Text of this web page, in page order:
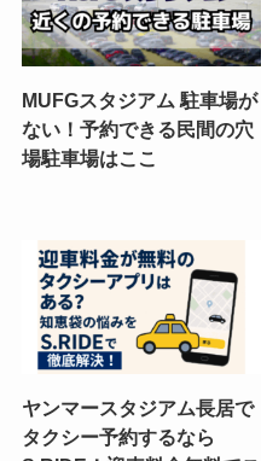
MUFGスタジアム 駐車場が
ない！予約できる民間の穴
場駐車場はここ
ヤンマースタジアム長居で
タクシー予約するなら